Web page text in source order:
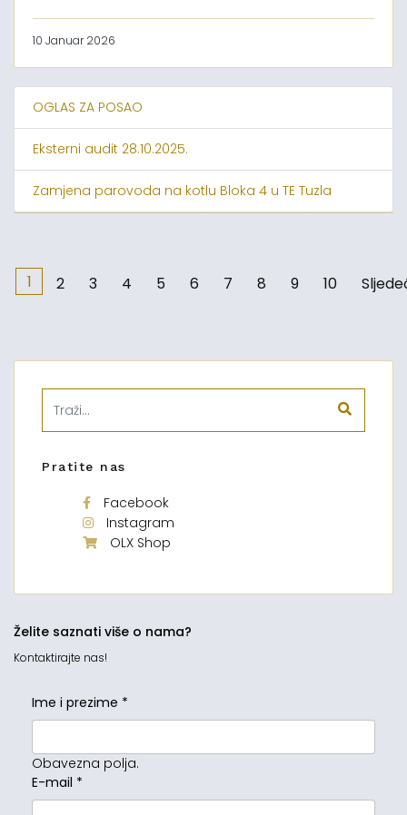
10 Januar 2026
OGLAS ZA POSAO
Eksterni audit 28.10.2025.
Zamjena parovoda na kotlu Bloka 4 u TE Tuzla
1 2 3 4 5 6 7 8 9 10
Pratite nas
Facebook
Instagram
OLX Shop
Želite saznati više o nama?
Kontaktirajte nas!
Ime i prezime *
Obavezna polja.
E-mail *